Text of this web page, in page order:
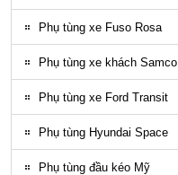
Phụ tùng gầm máy County
Ốp nhựa ngoại thất County
ĐÈN LED COUNTY
Nội thất County
Ngoại thất County
Phụ tùng xe Fuso Rosa
Phụ tùng xe khách Samco
Phụ tùng xe Ford Transit
Phụ tùng Hyundai Space
Phụ tùng đầu kéo Mỹ